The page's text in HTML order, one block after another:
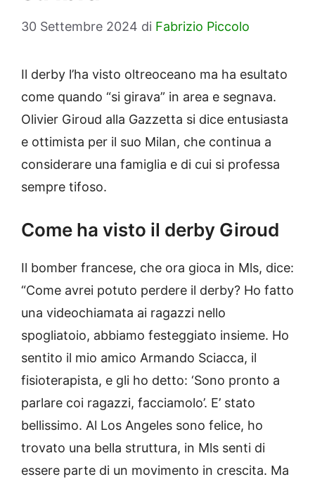
30 Settembre 2024 di Fabrizio Piccolo
Il derby l’ha visto oltreoceano ma ha esultato
come quando “si girava” in area e segnava.
Olivier Giroud alla Gazzetta si dice entusiasta
e ottimista per il suo Milan, che continua a
considerare una famiglia e di cui si professa
sempre tifoso.
Come ha visto il derby Giroud
Il bomber francese, che ora gioca in Mls, dice:
“Come avrei potuto perdere il derby? Ho fatto
una videochiamata ai ragazzi nello
spogliatoio, abbiamo festeggiato insieme. Ho
sentito il mio amico Armando Sciacca, il
fisioterapista, e gli ho detto: ‘Sono pronto a
parlare coi ragazzi, facciamolo’. E’ stato
bellissimo. Al Los Angeles sono felice, ho
trovato una bella struttura, in Mls senti di
essere parte di un movimento in crescita. Ma